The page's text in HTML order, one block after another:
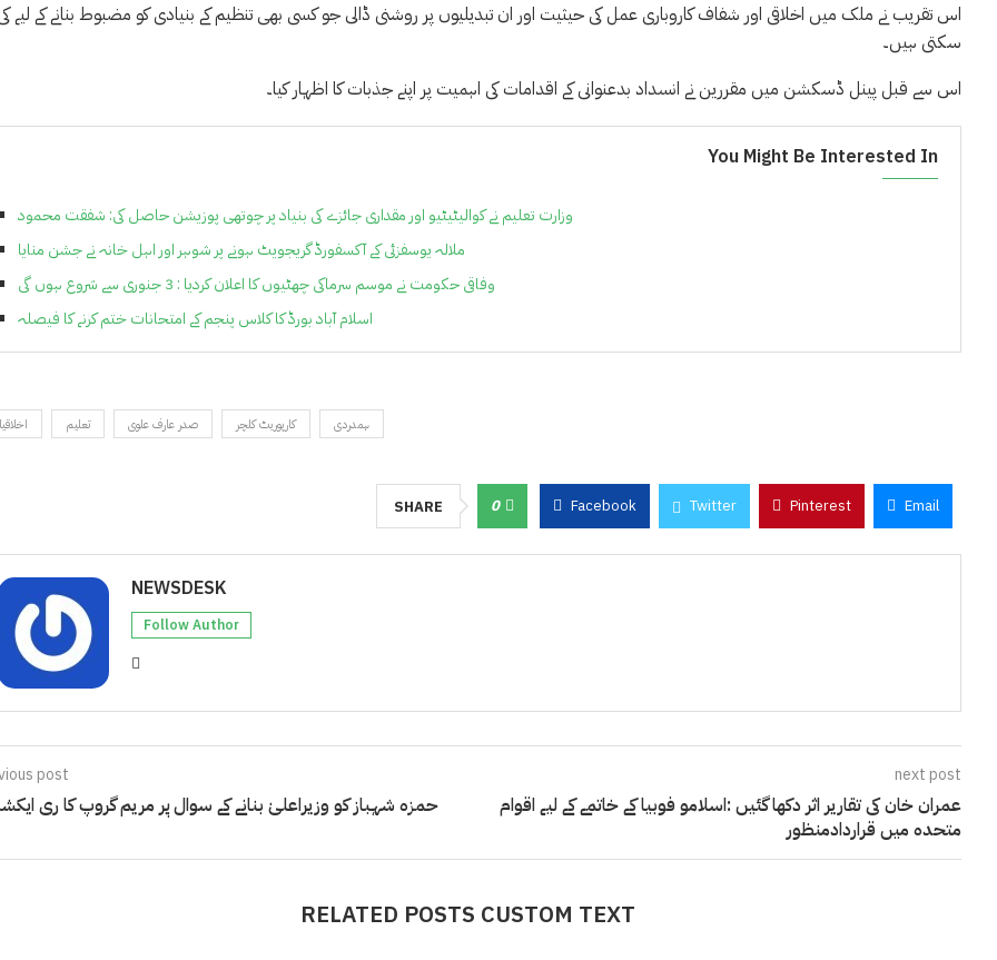
اس تقریب نے ملک میں اخلاقی اور شفاف کاروباری عمل کی حیثیت اور ان تبدیلیوں پر روشنی ڈالی جو کسی بھی تنظیم کے بنیادی کو مضبوط بنانے کے لیے
سکتی ہیں۔
اس سے قبل پینل ڈسکشن میں مقررین نے انسداد بدعنوانی کے اقدامات کی اہمیت پر اپنے جذبات کا اظہار کیا۔
You Might Be Interested In
وزارت تعلیم نے کوالیٹیٹیو اور مقداری جائزے کی بنیاد پر چوتھی پوزیشن حاصل کی: شفقت محمود
ملالہ یوسفزئی کے آکسفورڈ گریجویٹ ہونے پر شوہر اور اہل خانہ نے جشن منایا
وفاقی حکومت نے موسم سرماکی چھٹیوں کا اعلان کردیا : 3 جنوری سے شروع ہوں گی
اسلام آباد بورڈ کا کلاس پنجم کے امتحانات ختم کرنے کا فیصلہ
تعلیم صدر عارف علوی کارپوریٹ کلچر ہمدردی
SHARE 0 Facebook Twitter Pinterest Email
NEWSDESK
Follow Author
post
حمزہ شہباز کو وزیراعلیٰ بنانے کے سوال پر مریم گروپ کا ری
next post
عمران خان کی تقاریر اثر دکھا گئیں :اسلامو فوبیا کے خاتمے کے لیے اقوام
متحدہ میں قراردادمنظور
RELATED POSTS CUSTOM TEXT